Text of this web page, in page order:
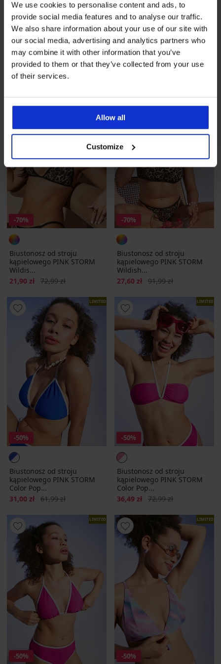
We use cookies to personalise content and ads, to
provide social media features and to analyse our traffic.
We also share information about your use of our site with
our social media, advertising and analytics partners who
may combine it with other information that you’ve
provided to them or that they’ve collected from your use
of their services.
Allow all
Customize
kąpielowego PINK STORM
Color Pop...
Zniżka
32,99 złPierwotna cena
65,99 zł
Biustonosz od stroju
kąpielowego PINK STORM
Galaxy...
Zniżka
45,99 złPierwotna cena
91,99 zł
-70%
Biustonosz od stroju
kąpielowego PINK STORM
Wildis...
Zniżka
21,90 zł Pierwotna cena
72,99 zł
-70%
Biustonosz od stroju
kąpielowego PINK STORM
Wildish...
Zniżka
27,60 zł Pierwotna cena
91,99 zł
LIMITED
-50%
Biustonosz od stroju
kąpielowego PINK STORM
Color Pop...
Zniżka
31,00 zł Pierwotna cena
61,99 zł
LIMITED
-50%
Biustonosz od stroju
kąpielowego PINK STORM
Color Pop...
Zniżka
36,49 zł Pierwotna cena
72,99 zł
LIMITED
-50%
LIMITED
-50%